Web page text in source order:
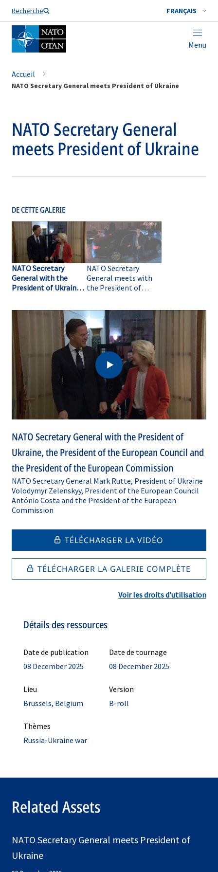
Recherche FRANÇAIS
Menu
Nom de famille*
Accueil
NATO Secretary General meets President of Ukraine
NATO Secretary General
meets President of Ukraine
DE CETTE GALERIE
NATO Secretary
General with the
President of Ukraine,
the President of the
European
Commission
NATO Secretary
General meets with
the President of
NATO Secretary General with the President of
Ukraine, the President of the European Council and
the President of the European Commission
NATO Secretary General Mark Rutte, President of Ukraine
Volodymyr Zelenskyy, President of the European Council
António Costa and the President of the European
Commission
TÉLÉCHARGER LA VIDÉO
TÉLÉCHARGER LA GALERIE COMPLÈTE
Voir les droits d'utilisation
Détails des ressources
Date de publication
08 December 2025
Date de tournage
08 December 2025
Lieu
Brussels, Belgium
Version
B-roll
Thèmes
Russia-Ukraine war
Related Assets
NATO Secretary General meets President of
Ukraine